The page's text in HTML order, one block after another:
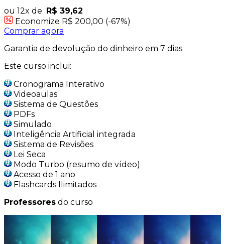
ou 12x de
R$ 39,62
Economize R$ 200,00 (-67%)
Comprar agora
Garantia de devolução do dinheiro em 7 dias
Este curso inclui:
Cronograma Interativo
Videoaulas
Sistema de Questões
PDFs
Simulado
Inteligência Artificial integrada
Sistema de Revisões
Lei Seca
Modo Turbo (resumo de vídeo)
Acesso de 1 ano
Flashcards Ilimitados
Professores do curso